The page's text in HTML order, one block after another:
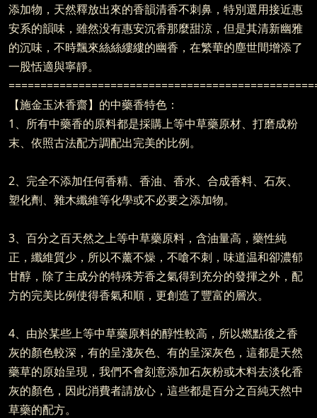
添加物，天然釋放出來的香韻清香不刺鼻，特別選用接近惠
安系的韻味，雖然没有惠安沉香那麼甜涼，但是其清新幽雅
的沉味，不時飄來絲絲縷縷的幽香，在繁華的塵世間增添了
一股恬適與寧靜。
【施金玉沐香齋】的中藥香特色：
1、所有中藥香的原料都是採購上等中草藥原材、打磨成粉
末、依照古法配方調配出完美的比例。
2、完全不添加任何香精、香油、香水、合成香料、石灰、
塑化劑、雜木纖維等化學或不必要之添加物。
3、百分之百天然之上等中草藥原料，含油量高，藥性純
正，纖維質少，所以不薰不燥，不嗆不刺，味道温和卻濃郁
甘醇，除了主成分的特殊芳香之氣得到充分的發揮之外，配
方的完美比例使得香氣和順，更創造了豐富的層次。
4、由於某些上等中草藥原料的醇性較高，所以燃點後之香
灰的顏色較深，有的呈淺灰色、有的呈深灰色，這都是天然
藥草的原始呈現，我們不會刻意添加石灰粉或木料去淡化香
灰的顏色，因此消費者請放心，這些都是百分之百純天然中
草藥的配方。